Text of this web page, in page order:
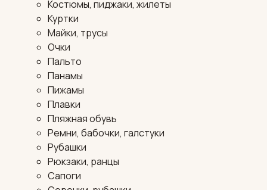
Костюмы, пиджаки, жилеты
Куртки
Майки, трусы
Очки
Пальто
Панамы
Пижамы
Плавки
Пляжная обувь
Ремни, бабочки, галстуки
Рубашки
Рюкзаки, ранцы
Сапоги